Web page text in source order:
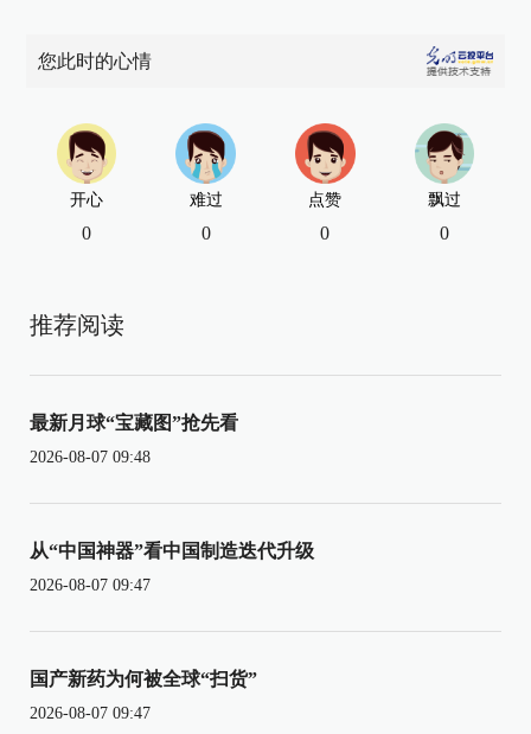
您此时的心情
开心
0
难过
0
点赞
0
飘过
0
推荐阅读
最新月球“宝藏图”抢先看
2026-08-07 09:48
从“中国神器”看中国制造迭代升级
2026-08-07 09:47
国产新药为何被全球“扫货”
2026-08-07 09:47